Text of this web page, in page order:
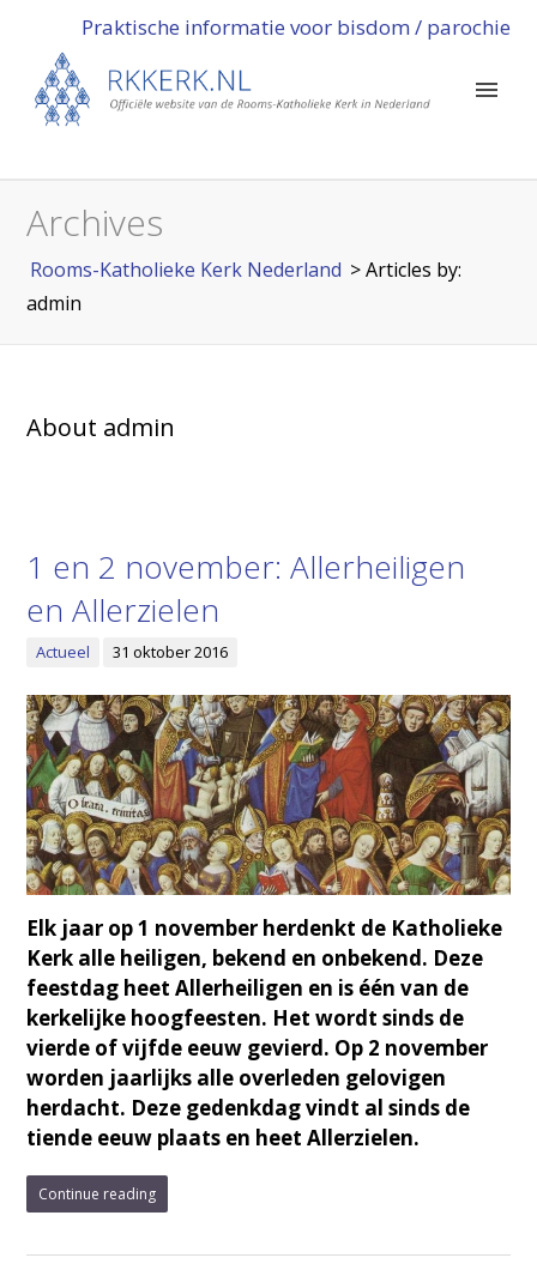
Praktische informatie voor bisdom / parochie
Archives
Rooms-Katholieke Kerk Nederland > Articles by:
admin
About admin
1 en 2 november: Allerheiligen
en Allerzielen
Actueel 31 oktober 2016
Elk jaar op 1 november herdenkt de Katholieke
Kerk alle heiligen, bekend en onbekend. Deze
feestdag heet Allerheiligen en is één van de
kerkelijke hoogfeesten. Het wordt sinds de
vierde of vijfde eeuw gevierd. Op 2 november
worden jaarlijks alle overleden gelovigen
herdacht. Deze gedenkdag vindt al sinds de
tiende eeuw plaats en heet Allerzielen.
Continue reading